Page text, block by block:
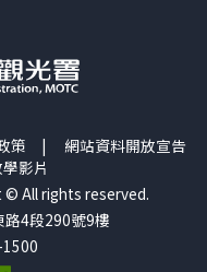
策 | 網站資料開放宣告
影片
© All rights reserved.
4段290號9樓